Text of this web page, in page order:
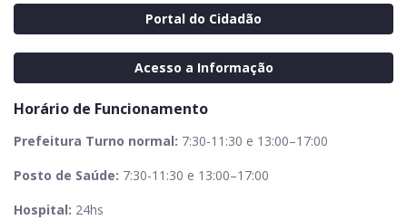
Portal do Cidadão
Acesso a Informação
Horário de Funcionamento
Prefeitura Turno normal: 7:30-11:30 e 13:00–17:00
Posto de Saúde: 7:30-11:30 e 13:00–17:00
Hospital: 24hs